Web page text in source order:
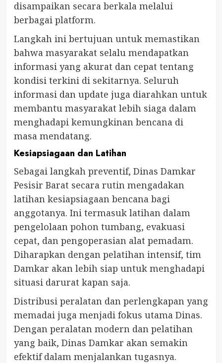
disampaikan secara berkala melalui
berbagai platform.
Langkah ini bertujuan untuk memastikan
bahwa masyarakat selalu mendapatkan
informasi yang akurat dan cepat tentang
kondisi terkini di sekitarnya. Seluruh
informasi dan update juga diarahkan untuk
membantu masyarakat lebih siaga dalam
menghadapi kemungkinan bencana di
masa mendatang.
Kesiapsiagaan dan Latihan
Sebagai langkah preventif, Dinas Damkar
Pesisir Barat secara rutin mengadakan
latihan kesiapsiagaan bencana bagi
anggotanya. Ini termasuk latihan dalam
pengelolaan pohon tumbang, evakuasi
cepat, dan pengoperasian alat pemadam.
Diharapkan dengan pelatihan intensif, tim
Damkar akan lebih siap untuk menghadapi
situasi darurat kapan saja.
Distribusi peralatan dan perlengkapan yang
memadai juga menjadi fokus utama Dinas.
Dengan peralatan modern dan pelatihan
yang baik, Dinas Damkar akan semakin
efektif dalam menjalankan tugasnya.